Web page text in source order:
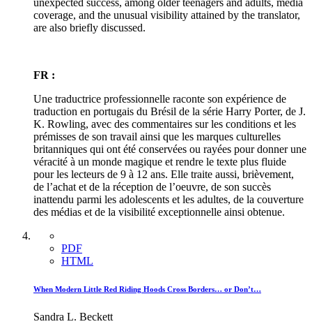
unexpected success, among older teenagers and adults, media
coverage, and the unusual visibility attained by the translator,
are also briefly discussed.
FR :
Une traductrice professionnelle raconte son expérience de
traduction en portugais du Brésil de la série Harry Porter, de J.
K. Rowling, avec des commentaires sur les conditions et les
prémisses de son travail ainsi que les marques culturelles
britanniques qui ont été conservées ou rayées pour donner une
véracité à un monde magique et rendre le texte plus fluide
pour les lecteurs de 9 à 12 ans. Elle traite aussi, brièvement,
de l’achat et de la réception de l’oeuvre, de son succès
inattendu parmi les adolescents et les adultes, de la couverture
des médias et de la visibilité exceptionnelle ainsi obtenue.
PDF
HTML
When Modern Little Red Riding Hoods Cross Borders… or Don’t…
Sandra L. Beckett